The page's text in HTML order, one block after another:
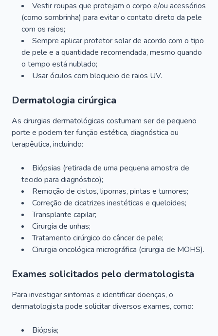
Vestir roupas que protejam o corpo e/ou acessórios
(como sombrinha) para evitar o contato direto da pele
com os raios;
Sempre aplicar protetor solar de acordo com o tipo
de pele e a quantidade recomendada, mesmo quando
o tempo está nublado;
Usar óculos com bloqueio de raios UV.
Dermatologia cirúrgica
As cirurgias dermatológicas costumam ser de pequeno
porte e podem ter função estética, diagnóstica ou
terapêutica, incluindo:
Biópsias (retirada de uma pequena amostra de
tecido para diagnóstico);
Remoção de cistos, lipomas, pintas e tumores;
Correção de cicatrizes inestéticas e queloides;
Transplante capilar;
Cirurgia de unhas;
Tratamento cirúrgico do câncer de pele;
Cirurgia oncológica micrográfica (cirurgia de MOHS).
Exames solicitados pelo dermatologista
Para investigar sintomas e identificar doenças, o
dermatologista pode solicitar diversos exames, como:
Biópsia;